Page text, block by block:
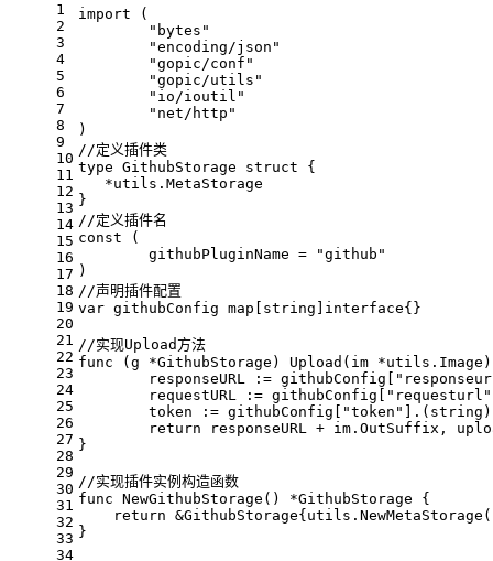
1
2
3
4
5
6
7
8
9
10
11
12
13
14
15
16
17
18
19
20
21
22
23
24
25
26
27
28
29
30
31
32
33
34
import (
"bytes"
"encoding/json"
"gopic/conf"
"gopic/utils"
"io/ioutil"
"net/http"
)
//定义插件类
type GithubStorage struct {
   *utils.MetaStorage
}
//定义插件名
const (
	githubPluginName =
"github"
)
//声明插件配置
var githubConfig map string interface{}
//实现Upload方法
func
(g *GithubStorage)
Upload(im
	responseURL := githubConfig[
	requestURL := githubConfig[
"requesturl"
	token := githubConfig[
"token" ].( string )
return responseURL + im.OutSuffix,
}
//实现插件实例构造函数
func NewGithubStorage ()
*GithubStorage {
return
}